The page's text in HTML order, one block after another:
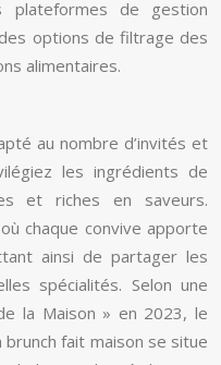
plateformes de gestion
options de filtrage des
alimentaires.
au nombre d’invités et
les ingrédients de
et riches en saveurs.
chaque convive apporte
ainsi de partager les
spécialités. Selon une
la Maison » en 2023, le
fait maison se situe